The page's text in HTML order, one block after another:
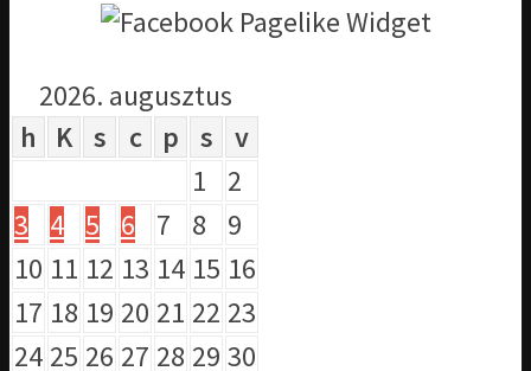
2026. augusztus
h
K s c p s
v
1
2
3
4 5 6 7 8
9
10 11 12 13 14 15 16
17 18 19 20 21 22 23
24 25 26 27 28 29 30